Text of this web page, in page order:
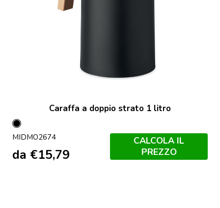
Caraffa a doppio strato 1 litro
Nero
MIDMO2674
da €15,79
CALCOLA IL
PREZZO